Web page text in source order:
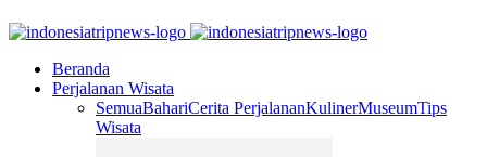
Beranda
Perjalanan Wisata
SemuaBahariCerita PerjalananKulinerMuseumTips
Wisata